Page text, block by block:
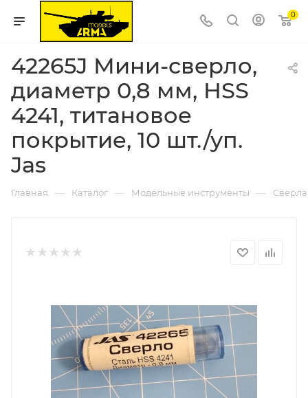
0
42265J Мини-сверло,
диаметр 0,8 мм, HSS
4241, титановое
покрытие, 10 шт./уп.
Jas
Главная — Каталог — Модельные инструменты — Сверла